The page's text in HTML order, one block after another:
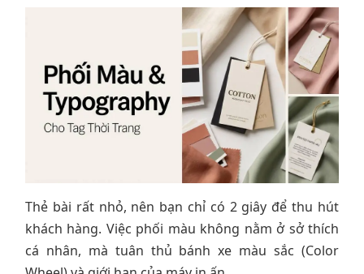
Thẻ bài rất nhỏ, nên bạn chỉ có 2 giây để thu hút
khách hàng. Việc phối màu không nằm ở sở thích
cá nhân, mà tuân thủ bánh xe màu sắc (Color